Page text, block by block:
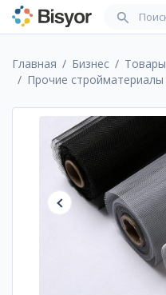
Главная Бизнес Товары
Прочие стройматериалы